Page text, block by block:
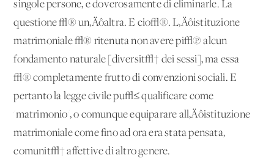
singole persone, e doverosamente di eliminarle. La
questione √® un‚Äôaltra. E cio√®. L‚Äôistituzione
matrimoniale √® ritenuta non avere pi√π alcun
fondamento naturale [diversit√† dei sessi], ma essa
√® completamente frutto di convenzioni sociali. E
pertanto la legge civile pu√≤ qualificare come
'matrimonio', o comunque equiparare all‚Äôistituzione
matrimoniale come fino ad ora era stata pensata,
comunit√† affettive di altro genere.